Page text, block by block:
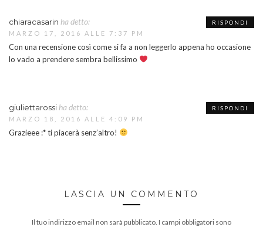
chiaracasarin ha detto:
MARZO 17, 2016 ALLE 7:37 PM
Con una recensione così come si fa a non leggerlo appena ho occasione
lo vado a prendere sembra bellissimo
RISPONDI
giuliettarossi ha detto:
MARZO 18, 2016 ALLE 4:09 PM
Grazieee :* ti piacerà senz’altro!
RISPONDI
LASCIA UN COMMENTO
Il tuo indirizzo email non sarà pubblicato. I campi obbligatori sono